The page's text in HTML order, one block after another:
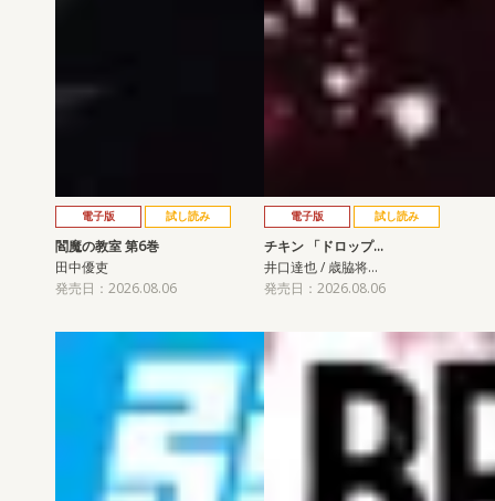
電子版 試し読み
閻魔の教室 第6巻
田中優吏
発売日：2026.08.06
電子版 試し読み
チキン 「ドロップ…
井口達也 / 歳脇将…
発売日：2026.08.06